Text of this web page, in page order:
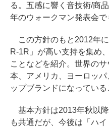
る。五感に響く音技術/商
年のウォークマン発表会で
この方針のもと2012年
R-1R」が高い支持を集め
ことなどを紹介。世界の
本、アメリカ、ヨーロッ
ップブランドになっている
基本方針は2013年秋以降
も共通だが、今後は「ハイ